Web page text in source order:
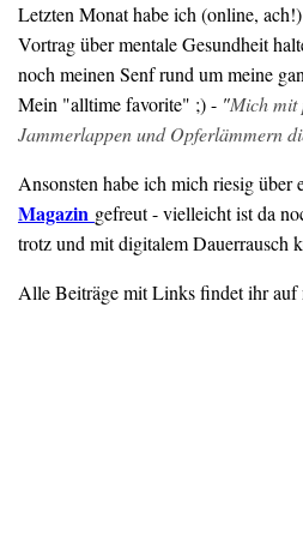
Letzten Monat habe ich (online,
Vortrag über mentale Gesundheit
noch meinen Senf rund um meine
Mein "alltime favorite" ;) - "Mich mit
Jammerlappen und Opferlämmern
Ansonsten habe ich mich riesig über
Magazin gefreut - vielleicht ist da
trotz und mit digitalem Dauerrausch
Alle Beiträge mit Links findet ihr auf